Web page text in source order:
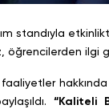
standıyla
öğrencilerden ilgi
hakkında
“Kaliteli